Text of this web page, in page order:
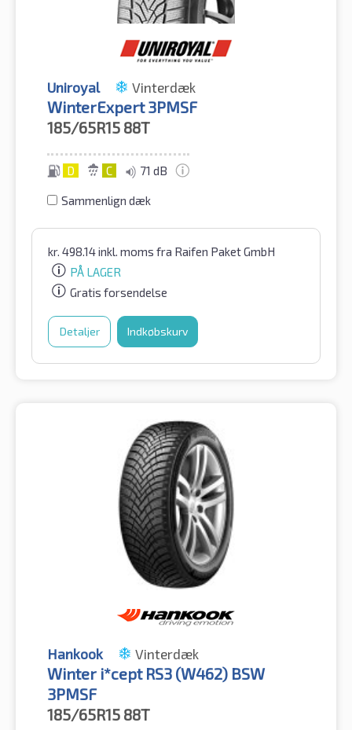
Uniroyal Vinterdæk
WinterExpert 3PMSF
185/65R15 88T
D C 71 dB
Sammenlign dæk
kr. 498.14inkl. moms fra Raifen Paket GmbH
PÅ LAGER
Gratis forsendelse
Detaljer Indkøbskurv
Hankook Vinterdæk
Winter i*cept RS3 (W462) BSW
3PMSF
185/65R15 88T